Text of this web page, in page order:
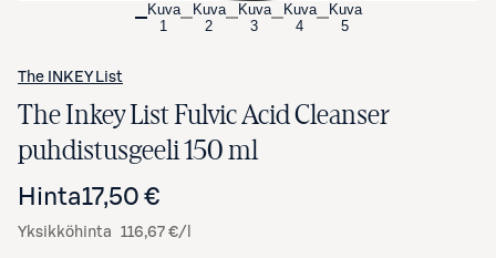
Kuva
1
Kuva
2
Kuva
3
Kuva
4
Kuva
5
The INKEY List
The Inkey List Fulvic Acid Cleanser
puhdistusgeeli 150 ml
Hinta17,50 €
Yksikköhinta 116,67 €/l